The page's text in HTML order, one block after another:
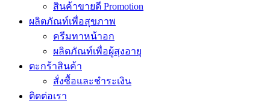
สินค้าขายดี Promotion
ผลิตภัณท์เพื่อสุขภาพ
ครีมทาหน้าอก
ผลิตภัณท์เพื่อผู้สุงอายุ
ตะกร้าสินค้า
สั่งซื้อและชำระเงิน
ติดต่อเรา